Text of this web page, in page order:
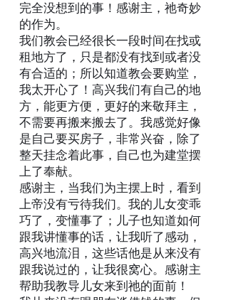
完全没想到的事！感谢主，祂奇妙
的作为。
我们教会已经很长一段时间在找或
租地方了，只是都没有找到或者没
有合适的；所以知道教会要购堂，
我太开心了！高兴我们有自己的地
方，能更方便，更好的来敬拜主，
不需要再搬来搬去了。我感觉好像
是自己要买房子，非常兴奋，除了
整天挂念着此事，自己也为建堂摆
上了奉献。
感谢主，当我们为主摆上时，看到
上帝没有亏待我们。我的儿女变乖
巧了，变懂事了；儿子也知道如何
跟我讲懂事的话，让我听了感动，
高兴地流泪，这些话他是从来没有
跟我说过的，让我很窝心。感谢主
帮助我教导儿女来到祂的面前！